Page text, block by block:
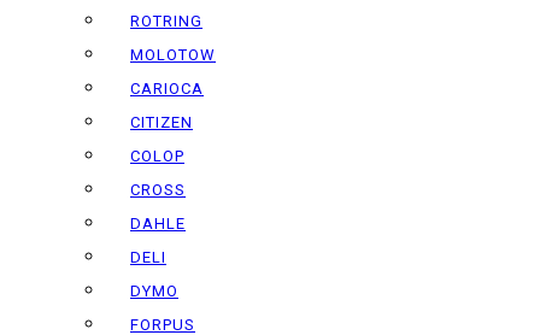
ROTRING
MOLOTOW
CARIOCA
CITIZEN
COLOP
CROSS
DAHLE
DELI
DYMO
FORPUS